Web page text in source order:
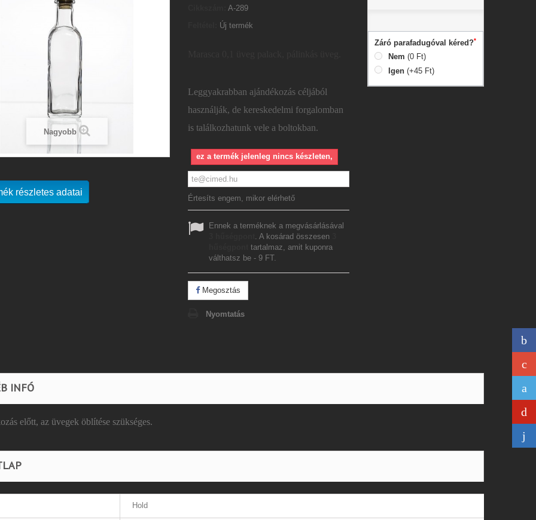
Nagyobb
részletes adatai
A-289
Új termék
Leggyakrabban ajándékozás céljából
használják, de kereskedelmi forgalomban
is találkozhatunk vele a boltokban.
ez a termék jelenleg nincs készleten,
Értesíts engem, mikor elérhető
Ennek a terméknek a megvásárlásával
. A kosárad összesen
tartalmaz, amit kuponra
válthatsz be - 9 FT.
Megosztás
Nyomtatás
Záró parafadugóval kéred?*
Nem (0 Ft)
Igen (+45 Ft)
INFÓ
előtt, az üvegek öblítése szükséges.
Hold